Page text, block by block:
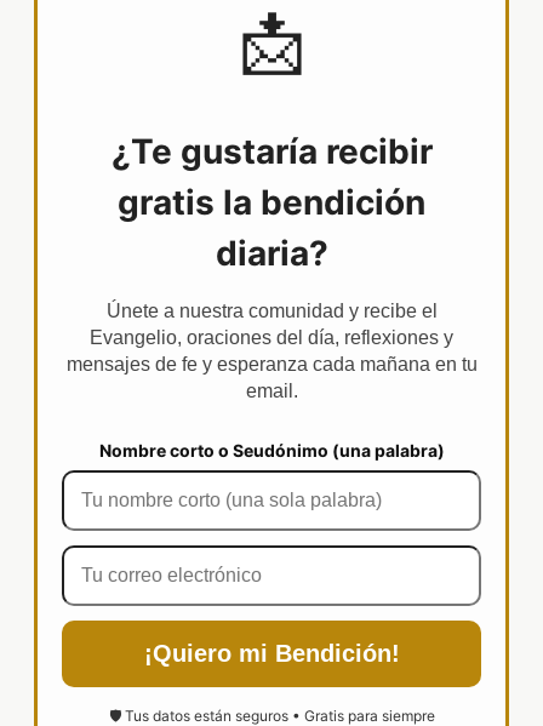
📩
¿Te gustaría recibir
gratis la bendición
diaria?
Únete a nuestra comunidad y recibe el
Evangelio, oraciones del día, reflexiones y
mensajes de fe y esperanza cada mañana en tu
email.
Nombre corto o Seudónimo (una palabra)
¡Quiero mi Bendición!
🛡️ Tus datos están seguros • Gratis para siempre